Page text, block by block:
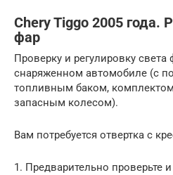
Chery Tiggo 2005 года.
фар
Проверку и регулировку света
снаряженном автомобиле (с
топливным баком,
запасным колесом).
Вам потребуется отвертка с
1. Предварительно проверьте